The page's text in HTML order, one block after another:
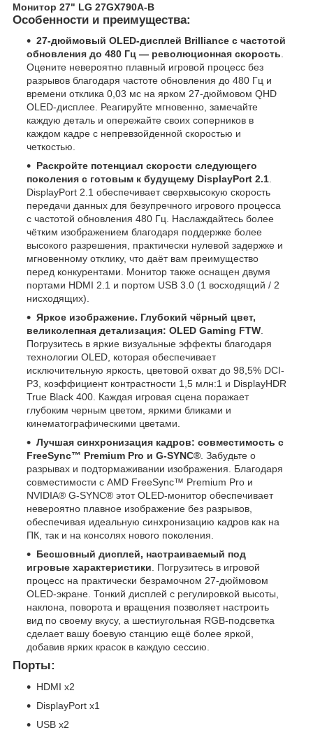
Монитор 27" LG 27GX790A-B
Особенности и преимущества:
27-дюймовый OLED-дисплей Brilliance с частотой
обновления до 480 Гц — революционная скорость.
Оцените невероятно плавный игровой процесс без
разрывов благодаря частоте обновления до 480 Гц и
времени отклика 0,03 мс на ярком 27-дюймовом QHD
OLED-дисплее. Реагируйте мгновенно, замечайте
каждую деталь и опережайте своих соперников в
каждом кадре с непревзойденной скоростью и
четкостью.
Раскройте потенциал скорости следующего
поколения с готовым к будущему DisplayPort 2.1.
DisplayPort 2.1 обеспечивает сверхвысокую скорость
передачи данных для безупречного игрового процесса
с частотой обновления 480 Гц. Наслаждайтесь более
чётким изображением благодаря поддержке более
высокого разрешения, практически нулевой задержке и
мгновенному отклику, что даёт вам преимущество
перед конкурентами. Монитор также оснащен двумя
портами HDMI 2.1 и портом USB 3.0 (1 восходящий / 2
нисходящих).
Яркое изображение. Глубокий чёрный цвет,
великолепная детализация: OLED Gaming FTW.
Погрузитесь в яркие визуальные эффекты благодаря
технологии OLED, которая обеспечивает
исключительную яркость, цветовой охват до 98,5% DCI-
P3, коэффициент контрастности 1,5 млн:1 и DisplayHDR
True Black 400. Каждая игровая сцена поражает
глубоким черным цветом, яркими бликами и
кинематографическими цветами.
Лучшая синхронизация кадров: совместимость с
FreeSync™ Premium Pro и G-SYNC®. Забудьте о
разрывах и подтормаживании изображения. Благодаря
совместимости с AMD FreeSync™ Premium Pro и
NVIDIA® G-SYNC® этот OLED-монитор обеспечивает
невероятно плавное изображение без разрывов,
обеспечивая идеальную синхронизацию кадров как на
ПК, так и на консолях нового поколения.
Бесшовный дисплей, настраиваемый под
игровые характеристики. Погрузитесь в игровой
процесс на практически безрамочном 27-дюймовом
OLED-экране. Тонкий дисплей с регулировкой высоты,
наклона, поворота и вращения позволяет настроить
вид по своему вкусу, а шестиугольная RGB-подсветка
сделает вашу боевую станцию ещё более яркой,
добавив ярких красок в каждую сессию.
Порты:
HDMI x2
DisplayPort x1
USB x2